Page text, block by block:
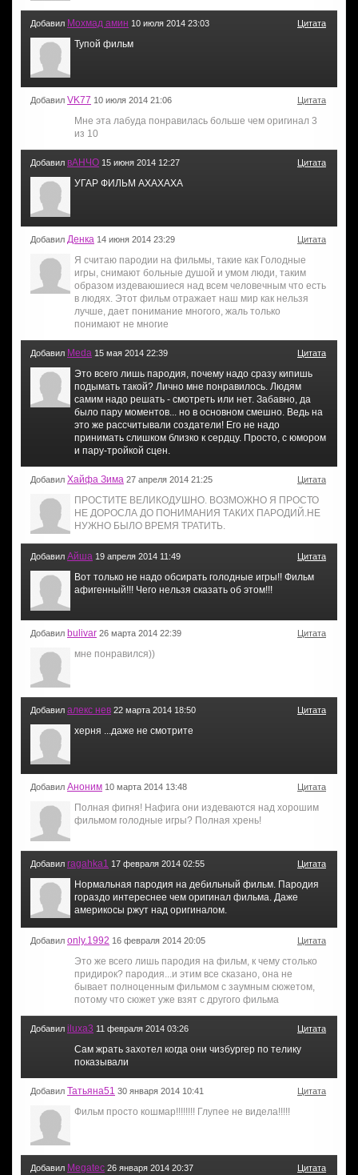
Добавил Мохмад амин 10 июля 2014 23:03 Цитата
Тупой фильм
Добавил VK77 10 июля 2014 21:06 Цитата
Мне эта лабуда понравилась больше чем оригинал 3
из 10
Добавил вАНЧО 15 июня 2014 12:27 Цитата
УГАР ФИЛЬМ АХАХАХА
Добавил Денка 14 июня 2014 23:29 Цитата
Я считаю пародии на фильмы, такие как Голодные
игры, снимают больные душой и умом люди, таким
образом издеваюшиеся над всем человечным что есть
в людях. Этот фильм отражает наш мир как нельзя
лучше, дает понимание многого, жаль только
понимают не многие
Добавил Meda 15 мая 2014 22:39 Цитата
Это всего лишь пародия, почему надо сразу кипишь
подымать такой? Лично мне понравилось. Людям
самим надо решать - смотреть или нет. Забавно, да
было пару моментов... но в основном смешно. Ведь на
это же рассчитывали создатели! Его не надо
принимать слишком близко к сердцу. Просто, с юмором
и пару-тройкой сцен.
Добавил Хайфа Зима 27 апреля 2014 21:25 Цитата
ПРОСТИТЕ ВЕЛИКОДУШНО. ВОЗМОЖНО Я ПРОСТО
НЕ ДОРОСЛА ДО ПОНИМАНИЯ ТАКИХ ПАРОДИЙ.НЕ
НУЖНО БЫЛО ВРЕМЯ ТРАТИТЬ.
Добавил Айша 19 апреля 2014 11:49 Цитата
Вот только не надо обсирать голодные игры!! Фильм
афигенный!!! Чего нельзя сказать об этом!!!
Добавил bulivar 26 марта 2014 22:39 Цитата
мне понравился))
Добавил алекс нев 22 марта 2014 18:50 Цитата
херня ...даже не смотрите
Добавил Аноним 10 марта 2014 13:48 Цитата
Полная фигня! Нафига они издеваются над хорошим
фильмом голодные игры? Полная хрень!
Добавил ragahka1 17 февраля 2014 02:55 Цитата
Нормальная пародия на дебильный фильм. Пародия
гораздо интереснее чем оригинал фильма. Даже
америкосы ржут над оригиналом.
Добавил only.1992 16 февраля 2014 20:05 Цитата
Это же всего лишь пародия на фильм, к чему столько
придирок? пародия...и этим все сказано, она не
бывает полноценным фильмом с заумным сюжетом,
потому что сюжет уже взят с другого фильма
Добавил iluxa3 11 февраля 2014 03:26 Цитата
Сам жрать захотел когда они чизбургер по телику
показывали
Добавил Татьяна51 30 января 2014 10:41 Цитата
Фильм просто кошмар!!!!!!!! Глупее не видела!!!!!
Добавил Megatec 26 января 2014 20:37 Цитата